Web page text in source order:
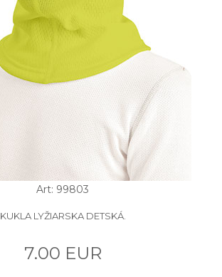
Art: 99803
KUKLA LYŽIARSKA DETSKÁ.
7.00 EUR